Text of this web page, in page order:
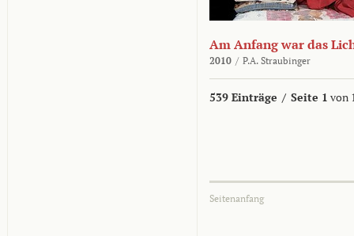
Am Anfang war das
2010 / P.A. Straubinger
539 Einträge / Seite 1 von
Seitenanfang